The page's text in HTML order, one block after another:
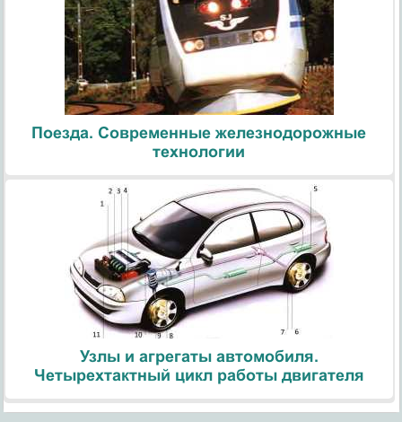
Поезда. Современные железнодорожные
технологии
Узлы и агрегаты автомобиля.
Четырехтактный цикл работы двигателя